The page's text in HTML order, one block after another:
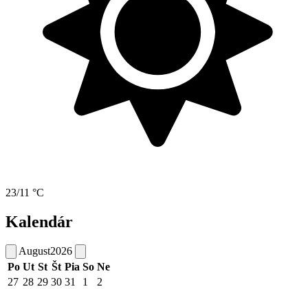
23/11 °C
Kalendár
August2026
Po Ut St Št Pia So Ne
27 28 29 30 31 1
2